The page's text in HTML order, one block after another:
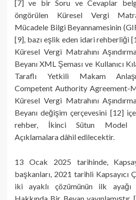
[7] ve bir Soru ve Cevaplar
öngörülen Küresel Vergi
Mücadele Bilgi Beyannamesinin
[9], bazı eşlik eden idari rehberliği
Küresel Vergi Matrahını
Beyanı XML Şeması ve Kullanıcı
Taraflı Yetkili Makam
Competent Authority Agreement-
Küresel Vergi Matrahını
Beyanı değişim çerçevesini [12]
rehber, İkinci Sütun Model
Açıklamalara dâhil edilecektir.
13 Ocak 2025 tarihinde,
başkanları, 2021 tarihli Kapsayıcı
iki ayaklı çözümünün ilk